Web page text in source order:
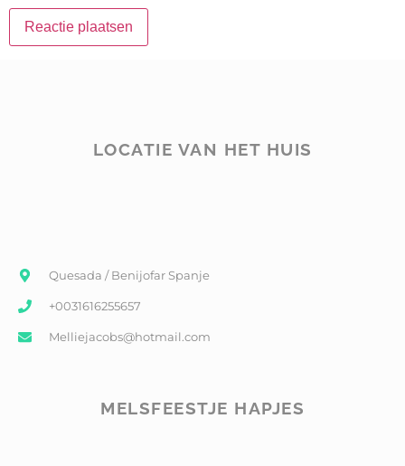
LOCATIE VAN HET HUIS
Quesada / Benijofar Spanje
+0031616255657
Melliejacobs@hotmail.com
MELSFEESTJE HAPJES